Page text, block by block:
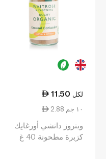
11.50 لكل
2.88 ١٠ جم
ويتروز داتشي أورغانِك
كزبرة مطحونة 40 غ